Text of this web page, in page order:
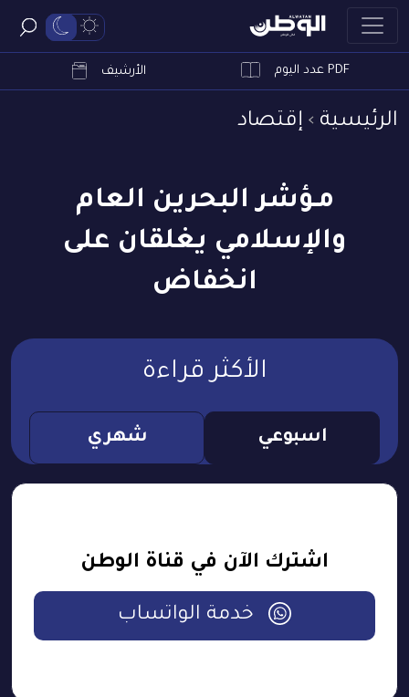
PDF عدد اليوم الأرشيف
الرئيسية إقتصاد
مـؤشر البحرين العام
والإسلامي يغلقان على
انخفاض
الأكثر قراءة
اسبوعي شهري
اشترك الآن في قناة الوطن
خدمة الواتساب